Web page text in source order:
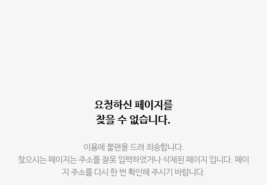
요청하신 페이지를
찾을 수 없습니다.
이용에 불편을 드려 죄송합니다.
찾으시는 페이지는 주소를 잘못 입력하였거나 삭제된 페이지 입니다. 페이
지 주소를 다시 한 번 확인해 주시기 바랍니다.